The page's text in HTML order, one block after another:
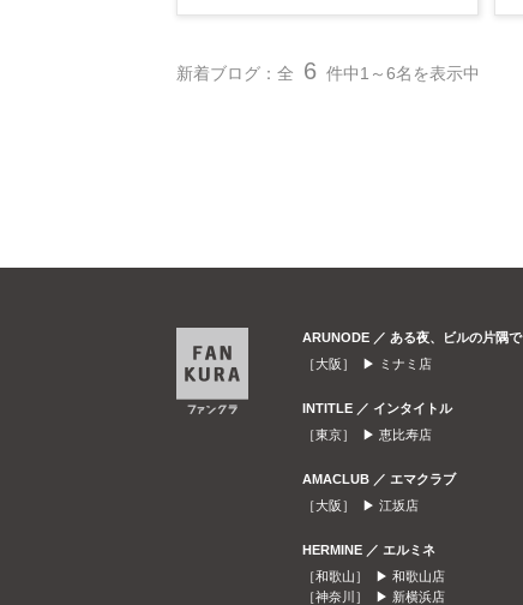
新着ブログ：全 6 件中1～6名を表示中
ARUNODE ／ ある夜、ビルの片隅で
［大阪］ ▶
ミナミ店
INTITLE ／ インタイトル
［東京］ ▶ 恵比寿店
AMACLUB ／ エマクラブ
［大阪］ ▶ 江坂店
HERMINE ／ エルミネ
［和歌山］ ▶ 和歌山店
［神奈川］ ▶ 新横浜店